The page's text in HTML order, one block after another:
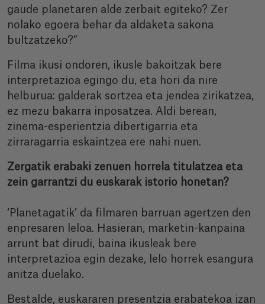
gaude planetaren alde zerbait egiteko? Zer
nolako egoera behar da aldaketa sakona
bultzatzeko?”
Filma ikusi ondoren, ikusle bakoitzak bere
interpretazioa egingo du, eta hori da nire
helburua: galderak sortzea eta jendea zirikatzea,
ez mezu bakarra inposatzea. Aldi berean,
zinema-esperientzia dibertigarria eta
zirraragarria eskaintzea ere nahi nuen.
Zergatik erabaki zenuen horrela titulatzea eta
zein garrantzi du euskarak istorio honetan?
‘Planetagatik’ da filmaren barruan agertzen den
enpresaren leloa. Hasieran, marketin-kanpaina
arrunt bat dirudi, baina ikusleak bere
interpretazioa egin dezake, lelo horrek esangura
anitza duelako.
Bestalde, euskararen presentzia erabatekoa izan